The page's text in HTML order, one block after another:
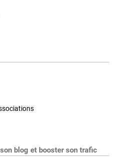
blog et booster son trafic